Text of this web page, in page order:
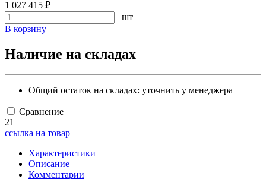
1 027 415 ₽
шт
В корзину
Наличие на складах
Общий остаток на складах: уточнить у менеджера
Сравнение
21
ссылка на товар
Характеристики
Описание
Комментарии